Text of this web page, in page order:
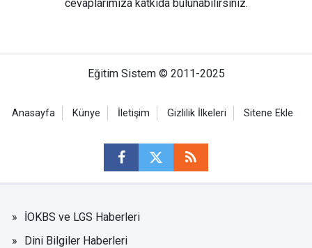
cevaplarımıza katkıda bulunabilirsiniz.
Eğitim Sistem © 2011-2025
Anasayfa Künye İletişim Gizlilik İlkeleri Sitene Ekle
İOKBS ve LGS Haberleri
Dini Bilgiler Haberleri